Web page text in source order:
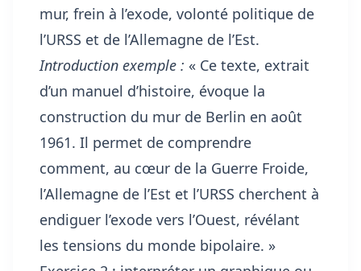
mur, frein à l’exode, volonté politique de
l’URSS et de l’Allemagne de l’Est.
Introduction exemple : « Ce texte, extrait
d’un manuel d’histoire, évoque la
construction du mur de Berlin en août
1961. Il permet de comprendre
comment, au cœur de la Guerre Froide,
l’Allemagne de l’Est et l’URSS cherchent à
endiguer l’exode vers l’Ouest, révélant
les tensions du monde bipolaire. »